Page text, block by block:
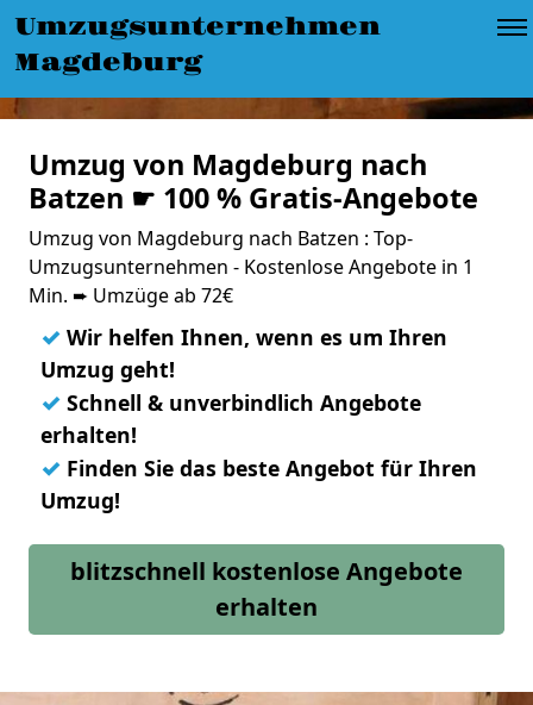
Umzugsunternehmen
Magdeburg
Umzug von Magdeburg nach
Batzen ☛ 100 % Gratis-Angebote
Umzug von Magdeburg nach Batzen : Top-
Umzugsunternehmen - Kostenlose Angebote in 1
Min. ➨ Umzüge ab 72€
✓ Wir helfen Ihnen, wenn es um Ihren
Umzug geht!
✓ Schnell & unverbindlich Angebote
erhalten!
✓ Finden Sie das beste Angebot für Ihren
Umzug!
blitzschnell kostenlose Angebote
erhalten